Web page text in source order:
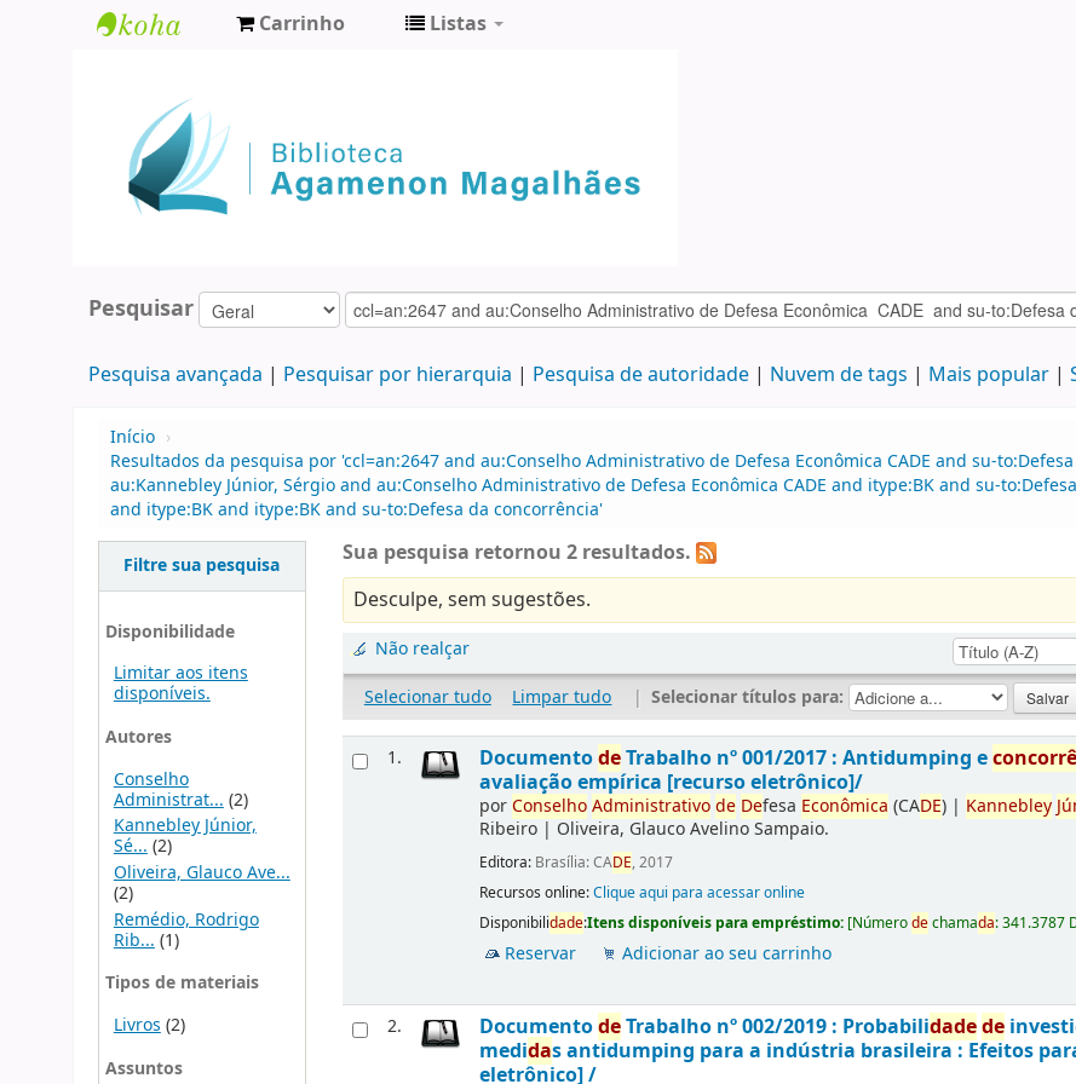
Agamenon
Magalhães
Carrinho Listas
Pesquisar
Pesquisa avançada Pesquisar por hierarquia Pesquisa de autoridade Nuvem de tags Mais popular
Início ›
Resultados da pesquisa por 'ccl=an:2647 and au:Conselho Administrativo de Defesa Econômica CADE and su-
au:Kannebley Júnior, Sérgio and au:Conselho Administrativo de Defesa Econômica CADE and itype:BK and su-
and itype:BK and itype:BK and su-to:Defesa da concorrência'
Filtre sua pesquisa
Disponibilidade
Limitar aos itens
disponíveis.
Autores
Conselho
Administrat... (2)
Kannebley Júnior,
Sé...(2)
Oliveira, Glauco Ave...
(2)
Remédio, Rodrigo
Rib... (1)
Tipos de materiais
Livros (2)
Assuntos
Sua pesquisa retornou 2 resultados.
Desculpe, sem sugestões.
Não realçar
Selecionar tudo
Limpar tudo | Selecionar títulos para:
1. DocumentodeTrabalho nº 001/2017 : Antidumping e
avaliação empírica [recurso eletrônico]/
porConselhoAdministrativode Defesa Econômica (CADE) | Kannebley
Ribeiro | Oliveira, Glauco Avelino Sampaio.
Editora: Brasília: CADE, 2017
Recursos online:Clique aqui para acessar online
Disponibilidade:Itens disponíveis para empréstimo: [Númerodechamada:341.3787
Reservar Adicionar ao seu carrinho
2. DocumentodeTrabalho nº 002/2019 : Probabilidadede
medidas antidumping para a indústria brasileira : Efeitos
eletrônico] /